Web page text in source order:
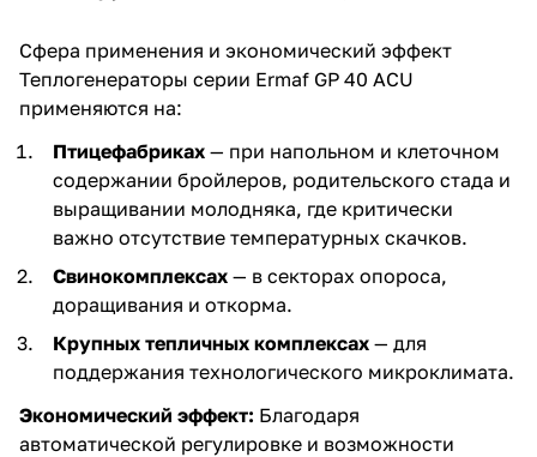
Сфера применения и экономический эффект
Теплогенераторы серии Ermaf GP 40 ACU
применяются на:
Птицефабриках — при напольном и клеточном
содержании бройлеров, родительского стада и
выращивании молодняка, где критически
важно отсутствие температурных скачков.
Свинокомплексах — в секторах опороса,
доращивания и откорма.
Крупных тепличных комплексах — для
поддержания технологического микроклимата.
Экономический эффект: Благодаря
автоматической регулировке и возможности